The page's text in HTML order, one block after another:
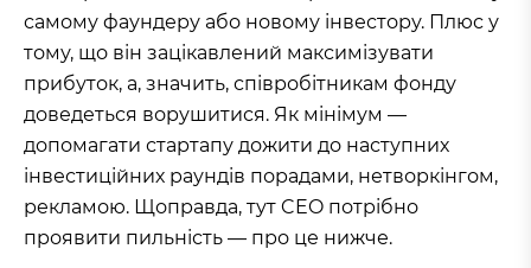
самому фаундеру або новому інвестору. Плюс у
тому, що він зацікавлений максимізувати
прибуток, а, значить, співробітникам фонду
доведеться ворушитися. Як мінімум —
допомагати стартапу дожити до наступних
інвестиційних раундів порадами, нетворкінгом,
рекламою. Щоправда, тут CEO потрібно
проявити пильність — про це нижче.